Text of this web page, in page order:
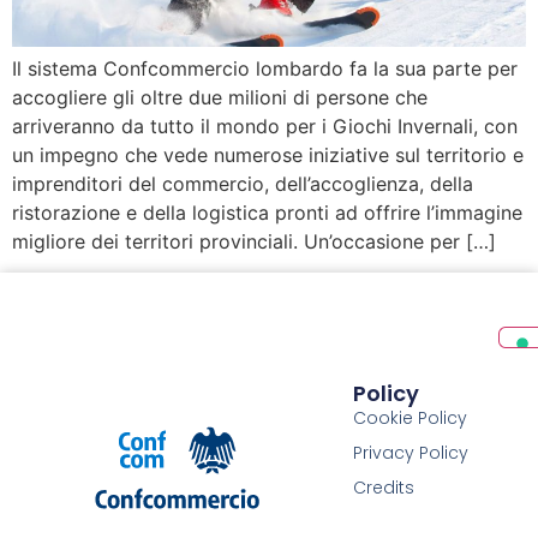
Il sistema Confcommercio lombardo fa la sua parte per
accogliere gli oltre due milioni di persone che
arriveranno da tutto il mondo per i Giochi Invernali, con
un impegno che vede numerose iniziative sul territorio e
imprenditori del commercio, dell’accoglienza, della
ristorazione e della logistica pronti ad offrire l’immagine
migliore dei territori provinciali. Un’occasione per […]
Policy
Cookie Policy
Privacy Policy
Credits